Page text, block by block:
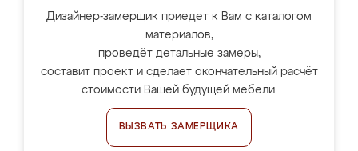
Дизайнер-замерщик приедет к Вам с каталогом
материалов,
проведёт детальные замеры,
составит проект и сделает окончательный расчёт
стоимости Вашей будущей мебели.
ВЫЗВАТЬ ЗАМЕРЩИКА